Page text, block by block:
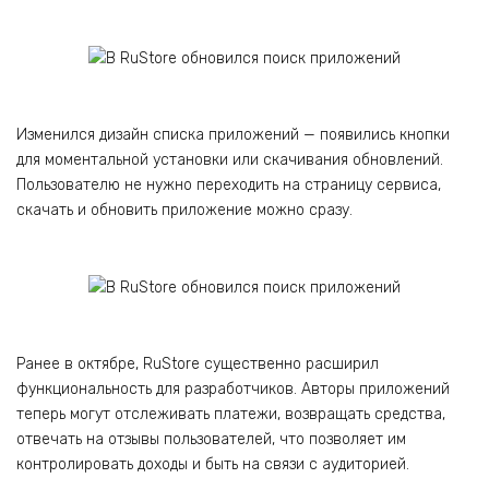
Изменился дизайн списка приложений — появились кнопки
для моментальной установки или скачивания обновлений.
Пользователю не нужно переходить на страницу сервиса,
скачать и обновить приложение можно сразу.
Ранее в октябре, RuStore существенно расширил
функциональность для разработчиков. Авторы приложений
теперь могут отслеживать платежи, возвращать средства,
отвечать на отзывы пользователей, что позволяет им
контролировать доходы и быть на связи с аудиторией.